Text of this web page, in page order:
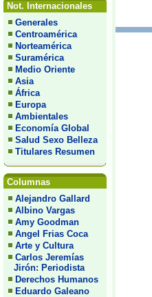
Not. Internacionales
Generales
Centroamérica
Norteamérica
Suramérica
Medio Oriente
Asia
África
Europa
Ambientales
Economía Global
Salud Sexo Belleza
Titulares Resumen
Columnas
Alejandro Gallard
Albino Vargas
Amy Goodman
Angel Frias Coca
Arte y Cultura
Carlos Jeremías
Jirón: Periodista
Derechos Humanos
Eduardo Galeano